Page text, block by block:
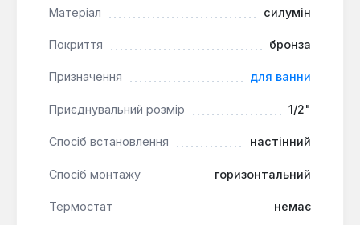
Матеріал силумін
Покриття бронза
Призначення для ванни
Приєднувальний розмір 1/2"
Спосіб встановлення настінний
Спосіб монтажу горизонтальний
Термостат немає